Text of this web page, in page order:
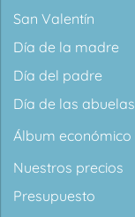
San Valentín
Día de la madre
Día del padre
Día de las abuelas
Álbum económico
Nuestros precios
Presupuesto